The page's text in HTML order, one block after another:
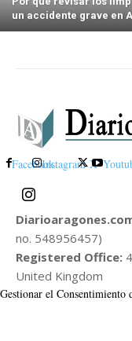
un accidente grave en
FacebookInstagram X
no. 548956457)
Registered Office:
United Kingdom
Gestionar el Consentimiento